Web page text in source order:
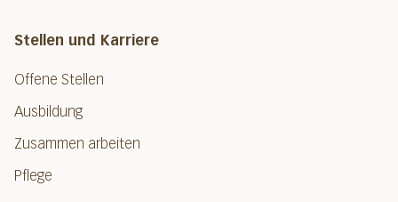
Stellen und Karriere
Offene Stellen
Ausbildung
Zusammen arbeiten
Pflege